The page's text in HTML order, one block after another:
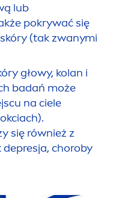
lub
pokrywać się
(tak zwanymi
głowy, kolan i
badań może
na ciele
się również z
choroby